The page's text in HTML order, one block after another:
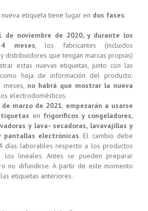
etiqueta tiene lugar en dos fases:
de noviembre de 2020, y durante los
meses , los fabricantes (incluidos
distribuidores que tengan marcas propias)
estas nuevas etiquetas, junto con las
hoja de información del producto.
no habrá que mostrar la nueva
electrodomésticos.
de marzo de 2021 empezarán a usarse
en frigoríficos y congeladores,
y lava- secadoras, lavavajillas y
pantallas electrónicas. El cambio debe
días laborables respecto a los productos
los lineales. Antes se pueden preparar
no difundirse. A partir de este momento
etiquetas anteriores.